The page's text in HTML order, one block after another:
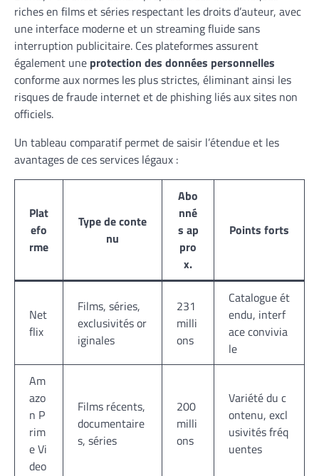
riches en films et séries respectant les droits d’auteur, avec
une interface moderne et un streaming fluide sans
interruption publicitaire. Ces plateformes assurent
également une protection des données personnelles
conforme aux normes les plus strictes, éliminant ainsi les
risques de fraude internet et de phishing liés aux sites non
officiels.
Un tableau comparatif permet de saisir l’étendue et les
avantages de ces services légaux :
Plat
efo
rme
Type de conte
nu
Abo
nné
s ap
pro
x.
Points forts
Net
flix
Films, séries,
exclusivités or
iginales
231
milli
ons
Catalogue ét
endu, interf
ace convivia
le
Am
azo
n P
rim
e Vi
deo
Films récents,
documentaire
s, séries
200
milli
ons
Variété du c
ontenu, excl
usivités fréq
uentes